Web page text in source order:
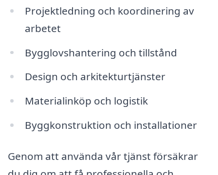
Projektledning och koordinering av
arbetet
Bygglovshantering och tillstånd
Design och arkitekturtjänster
Materialinköp och logistik
Byggkonstruktion och installationer
Genom att använda vår tjänst försäkrar